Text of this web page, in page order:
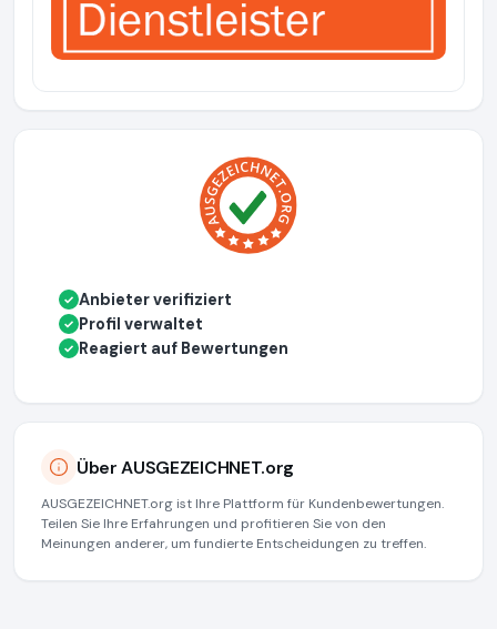
✓ Anbieter verifiziert
✓ Profil verwaltet
✓ Reagiert auf Bewertungen
Über AUSGEZEICHNET.org
AUSGEZEICHNET.org ist Ihre Plattform für Kundenbewertungen.
Teilen Sie Ihre Erfahrungen und profitieren Sie von den
Meinungen anderer, um fundierte Entscheidungen zu treffen.